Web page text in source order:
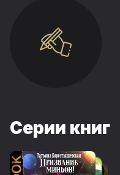
Серии книг